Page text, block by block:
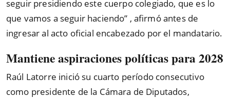
seguir presidiendo este cuerpo colegiado, que es lo
que vamos a seguir haciendo” , afirmó antes de
ingresar al acto oficial encabezado por el mandatario.
Mantiene aspiraciones políticas para 2028
Raúl Latorre inició su cuarto período consecutivo
como presidente de la Cámara de Diputados,